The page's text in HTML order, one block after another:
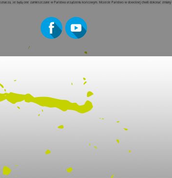
że będą one zamieszczane w Państwa urządzeniu końcowym. Możecie Państwo w dowolnej chwili dokonać